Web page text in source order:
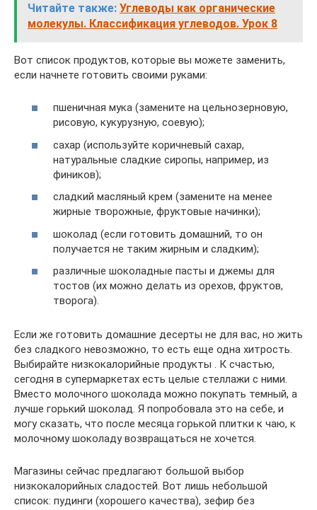
Читайте также: Углеводы как органические
молекулы. Классификация углеводов. Урок 8
Вот список продуктов, которые вы можете заменить,
если начнете готовить своими руками:
пшеничная мука (замените на цельнозерновую,
рисовую, кукурузную, соевую);
сахар (используйте коричневый сахар,
натуральные сладкие сиропы, например, из
фиников);
сладкий масляный крем (замените на менее
жирные творожные, фруктовые начинки);
шоколад (если готовить домашний, то он
получается не таким жирным и сладким);
различные шоколадные пасты и джемы для
тостов (их можно делать из орехов, фруктов,
творога).
Если же готовить домашние десерты не для вас, но жить
без сладкого невозможно, то есть еще одна хитрость.
Выбирайте низкокалорийные продукты . К счастью,
сегодня в супермаркетах есть целые стеллажи с ними.
Вместо молочного шоколада можно покупать темный, а
лучше горький шоколад. Я попробовала это на себе, и
могу сказать, что после месяца горькой плитки к чаю, к
молочному шоколаду возвращаться не хочется.
Магазины сейчас предлагают большой выбор
низкокалорийных сладостей. Вот лишь небольшой
список: пудинги (хорошего качества), зефир без